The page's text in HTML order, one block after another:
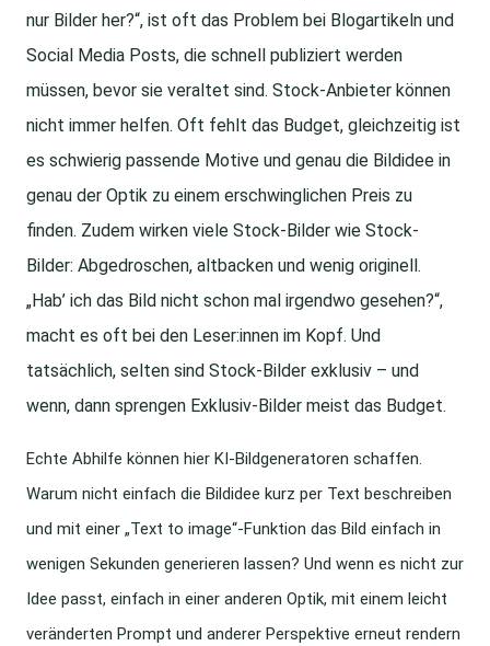
nur Bilder her?“, ist oft das Problem bei Blogartikeln und
Social Media Posts, die schnell publiziert werden
müssen, bevor sie veraltet sind. Stock-Anbieter können
nicht immer helfen. Oft fehlt das Budget, gleichzeitig ist
es schwierig passende Motive und genau die Bildidee in
genau der Optik zu einem erschwinglichen Preis zu
finden. Zudem wirken viele Stock-Bilder wie Stock-
Bilder: Abgedroschen, altbacken und wenig originell.
„Hab’ ich das Bild nicht schon mal irgendwo gesehen?“,
macht es oft bei den Leser:innen im Kopf. Und
tatsächlich, selten sind Stock-Bilder exklusiv – und
wenn, dann sprengen Exklusiv-Bilder meist das Budget.
Echte Abhilfe können hier KI-Bildgeneratoren schaffen.
Warum nicht einfach die Bildidee kurz per Text beschreiben
und mit einer „Text to image“-Funktion das Bild einfach in
wenigen Sekunden generieren lassen? Und wenn es nicht zur
Idee passt, einfach in einer anderen Optik, mit einem leicht
veränderten Prompt und anderer Perspektive erneut rendern